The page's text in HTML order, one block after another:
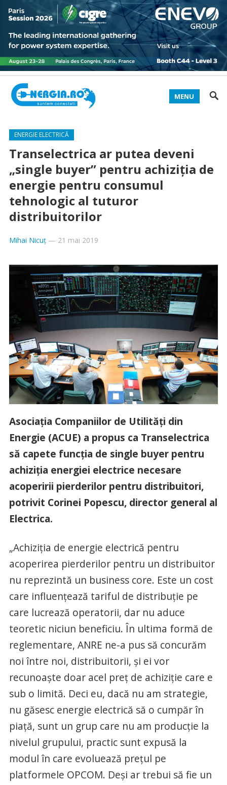
MENU
ENERGIE ELECTRICĂ
Transelectrica ar putea deveni
„single buyer” pentru achiziţia de
energie pentru consumul
tehnologic al tuturor
distribuitorilor
Mihai Nicuț— 21 mai 2019
Asociaţia Companiilor de Utilităţi din
Energie (ACUE) a propus ca Transelectrica
să capete funcţia de single buyer pentru
achiziţia energiei electrice necesare
acoperirii pierderilor pentru distribuitori,
potrivit Corinei Popescu, director general al
Electrica.
„Achiziţia de energie electrică pentru
acoperirea pierderilor pentru un distribuitor
nu reprezintă un business core. Este un cost
care influenţează tariful de distribuţie pe
care lucrează operatorii, dar nu aduce
teoretic niciun beneficiu. În ultima formă de
reglementare, ANRE ne-a pus să concurăm
noi între noi, distribuitorii, şi ei vor
recunoaşte doar acel preţ de achiziţie care e
sub o limită. Deci eu, dacă nu am strategie,
nu găsesc energie electrică să o cumpăr în
piaţă, sunt un grup care nu am producţie la
nivelul grupului, practic sunt expusă la
modul în care evoluează preţul pe
platformele OPCOM. Deşi ar trebui să fie un